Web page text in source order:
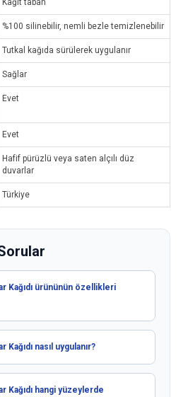
%100 silinebilir, nemli bezle temizlenebilir
Tutkal kağıda sürülerek uygulanır
Sağlar
Evet
Evet
Hafif pürüzlü veya saten alçılı düz
duvarlar
Türkiye
Kağıdı ürününün özellikleri
nasıl uygulanır?
Kağıdı hangi yüzeylerde